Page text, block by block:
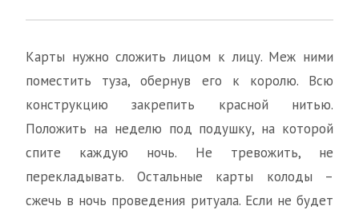
Карты нужно сложить лицом к лицу. Меж ними
поместить туза, обернув его к королю. Всю
конструкцию закрепить красной нитью.
Положить на неделю под подушку, на которой
спите каждую ночь. Не тревожить, не
перекладывать. Остальные карты колоды –
сжечь в ночь проведения ритуала. Если не будет